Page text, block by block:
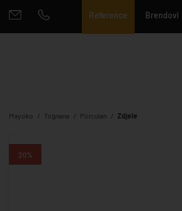
Reference Brendovi
Mayoko Tognana Porculan Zdjele
20%